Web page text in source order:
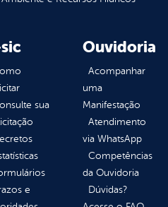
sua
e
Ouvidoria
Acompanhar
uma
Manifestação
Atendimento
via WhatsApp
Competências
da Ouvidoria
Dúvidas?